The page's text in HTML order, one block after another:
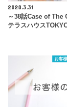
2020.3.31
～38話Case of The
テラスハウス
お客